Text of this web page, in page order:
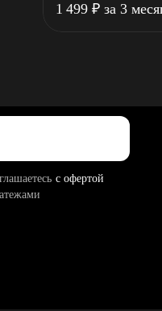
1 499 ₽ за 3
с офертой